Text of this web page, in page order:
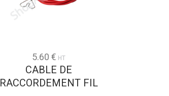
5.60 € HT
CABLE DE
RACCORDEMENT FIL